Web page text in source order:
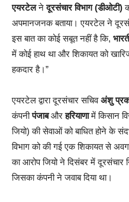
एयरटेलनेदूरसंचार विभाग (डीओटी)
अपमानजनक बताया। एयरटेल ने
इस बात का कोई सबूत नहीं है कि,
में कोई हाथ था और शिकायत को
हकदार है।”
एयरटेल द्वारा दूरसंचार सचिवअंशु
कंपनीपंजाबऔरहरियाणामें किसान
जियो) की सेवाओं को बाधित होने के
विभाग को की गई एक शिकायत से
का आरोप जियो ने दिसंबर में दूरसंचार
जिसका कंपनी ने जवाब दिया था।